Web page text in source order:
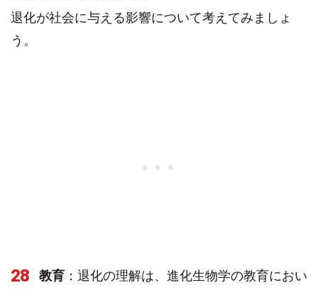
退化が社会に与える影響について考えてみましょ
う。
28 教育 ：退化の理解は、進化生物学の教育におい